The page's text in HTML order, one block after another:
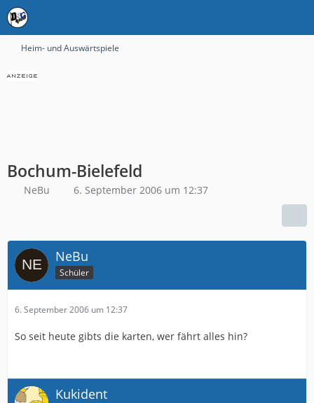
Heim- und Auswärtspiele
Bochum-Bielefeld
NeBu 6. September 2006 um 12:37
NeBu
Schüler
6. September 2006 um 12:37
So seit heute gibts die karten, wer fährt alles hin?
Kukident